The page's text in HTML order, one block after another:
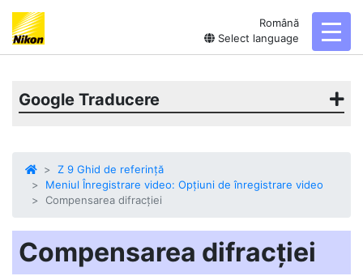
Română
Select language
Google Traducere
Z 9 Ghid de referință
Meniul Înregistrare video: Opțiuni de înregistrare video
Compensarea difracției
Compensarea difracției